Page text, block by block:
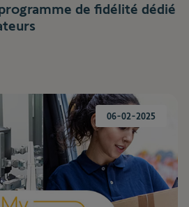
de fidélité dédié
06-02-2025